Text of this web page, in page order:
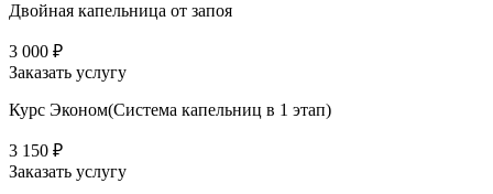
Двойная капельница от запоя
3 000 ₽
Заказать услугу
Курс Эконом(Система капельниц в 1 этап)
3 150 ₽
Заказать услугу